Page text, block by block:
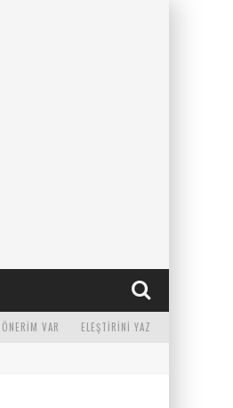
ÖNERIM VAR ELEŞTIRINI YAZ